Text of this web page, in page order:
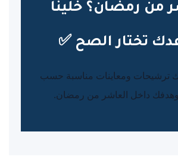
من رمضان؟ خلّينا
تختار الصح ✅
ترشيحات ومعاينات مناسبة حسب
وهدفك داخل العاشر من رمضان.